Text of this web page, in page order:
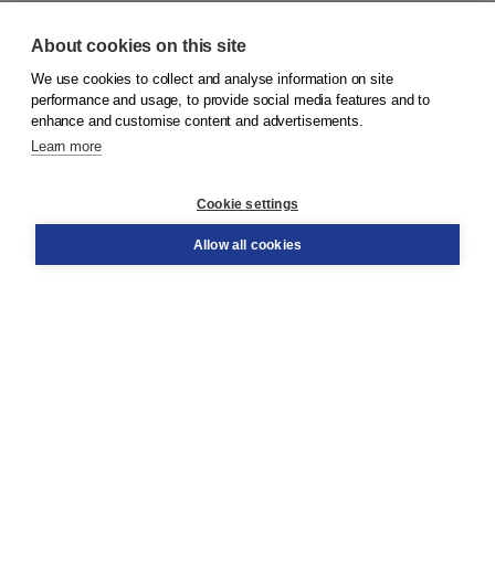
© 2026Koninklijke Boom uitgevers
Order
About cookies on this site
We use cookies to collect and analyse information on site
performance and usage, to provide social media features and to
enhance and customise content and advertisements.
Learn more
Cookie settings
Allow all cookies